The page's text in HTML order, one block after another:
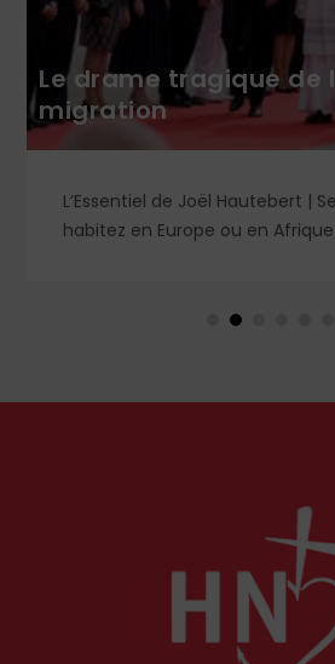
Le drame tragique de
migration
L’Essentiel de Joël Hautebert |
habitez en Europe ou en
événements aux Pays-Bas ou
comme l'a rappelé Léon XIV